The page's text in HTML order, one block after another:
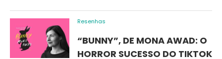
Resenhas
“BUNNY”, DE MONA AWAD: O
HORROR SUCESSO DO TIKTOK